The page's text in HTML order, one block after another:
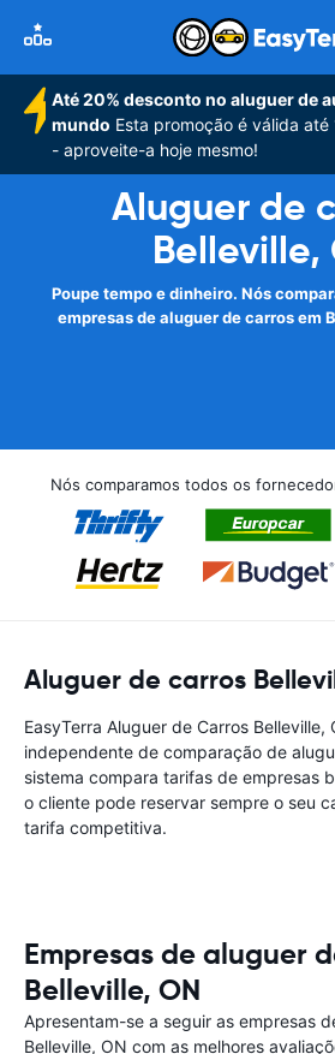
Até 20% desconto no aluguer de
mundo Esta promoção é válida
- aproveite-a hoje mesmo!
Aluguer de
Belleville,
Poupe tempo e dinheiro. Nós
empresas de aluguer de carros em
Nós comparamos todos os
Aluguer de carros
EasyTerra Aluguer de Carros Belleville,
independente de comparação de
sistema compara tarifas de empresas
o cliente pode reservar sempre o seu
tarifa competitiva.
Empresas de aluguer
Belleville, ON
Apresentam-se a seguir as empresas
Belleville, ON com as melhores